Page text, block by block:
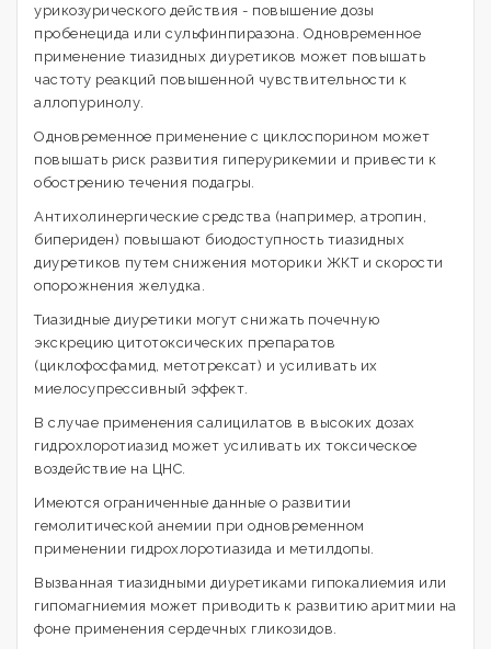
урикозурического действия - повышение дозы
пробенецида или сульфинпиразона. Одновременное
применение тиазидных диуретиков может повышать
частоту реакций повышенной чувствительности к
аллопуринолу.
Одновременное применение с циклоспорином может
повышать риск развития гиперурикемии и привести к
обострению течения подагры.
Антихолинергические средства (например, атропин,
бипериден) повышают биодоступность тиазидных
диуретиков путем снижения моторики ЖКТ и скорости
опорожнения желудка.
Тиазидные диуретики могут снижать почечную
экскрецию цитотоксических препаратов
(циклофосфамид, метотрексат) и усиливать их
миелосупрессивный эффект.
В случае применения салицилатов в высоких дозах
гидрохлоротиазид может усиливать их токсическое
воздействие на ЦНС.
Имеются ограниченные данные о развитии
гемолитической анемии при одновременном
применении гидрохлоротиазида и метилдопы.
Вызванная тиазидными диуретиками гипокалиемия или
гипомагниемия может приводить к развитию аритмии на
фоне применения сердечных гликозидов.